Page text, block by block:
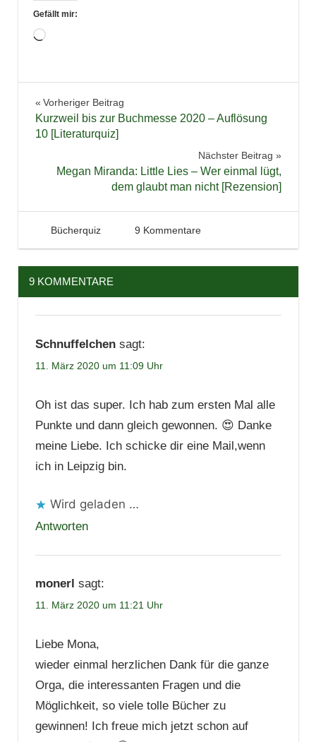
Gefällt mir:
Wird
Literaturquiz
Quiz
Beitragsnavigation
Vorheriger Beitrag
Kurzweil bis zur Buchmesse 2020 – Auflösung
10 [Literaturquiz]
Nächster Beitrag
Megan Miranda: Little Lies – Wer einmal lügt,
dem glaubt man nicht [Rezension]
11. März 2020
Tintenhain
Bücherquiz 9 Kommentare
9 KOMMENTARE
Schnuffelchen sagt:
11. März 2020 um 11:09 Uhr
Oh ist das super. Ich hab zum ersten Mal alle
Punkte und dann gleich gewonnen. 😍 Danke
meine Liebe. Ich schicke dir eine Mail,wenn
ich in Leipzig bin.
Wird geladen …
Antworten
monerl sagt:
11. März 2020 um 11:21 Uhr
Liebe Mona,
wieder einmal herzlichen Dank für die ganze
Orga, die interessanten Fragen und die
Möglichkeit, so viele tolle Bücher zu
gewinnen! Ich freue mich jetzt schon auf